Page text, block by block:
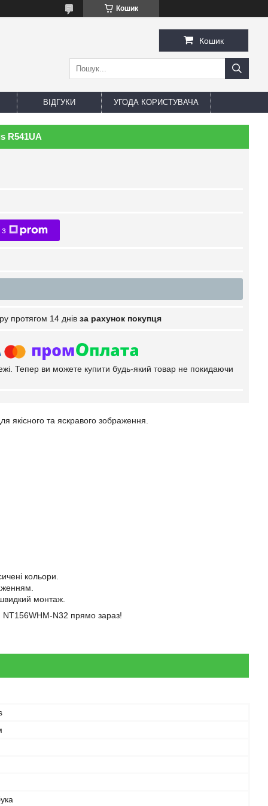
Кошик
Кошик
ВІДГУКИ УГОДА КОРИСТУВАЧА
R541UA
протягом 14 днів за рахунок покупця
Тепер ви можете купити будь-який товар не покидаючи
та яскравого зображення.
кольори.
монтаж.
NT156WHM-N32 прямо зараз!